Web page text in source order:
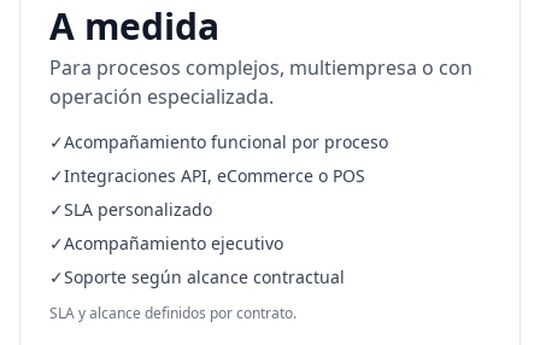
A medida
Para procesos complejos, multiempresa o con
operación especializada.
✓Acompañamiento funcional por proceso
✓Integraciones API, eCommerce o POS
✓SLA personalizado
✓Acompañamiento ejecutivo
✓Soporte según alcance contractual
SLA y alcance definidos por contrato.